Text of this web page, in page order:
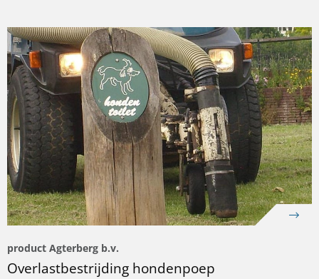
product Agterberg b.v.
Overlastbestrijding hondenpoep